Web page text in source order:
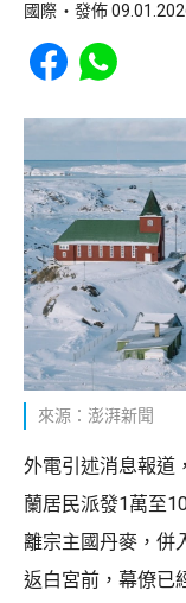
國際 發佈
Share to Facebook
Share to
來源：澎湃新聞
外電引述消息報道
蘭居民派發1萬至
離宗主國丹麥，併
返白宮前，幕僚已